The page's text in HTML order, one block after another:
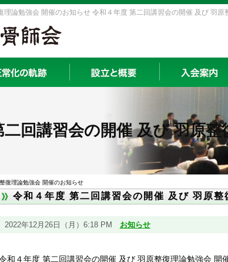
論勉強会 開催のお知らせ 令和４年度 第二回講習会の開催 及び 羽
回講習会の開催 及び 羽原
復理論勉強会 開催のお知らせ
令和４年度 第二回講習会の開催 及び 羽原
2022年12月26日（月）6:18 PM お知らせ
和４年度 第二回講習会の開催 及び 羽原整復理論勉強会 開